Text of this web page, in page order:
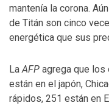
mantenía la corona.
de Titán son cinco
energética que sus
LaAFP agrega que
están en el japón,
rápidos, 251 están en